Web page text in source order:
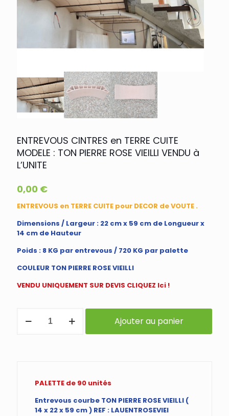
ENTREVOUS CINTRES en TERRE CUITE
MODELE : TON PIERRE ROSE VIEILLI VENDU à
L’UNITE
0,00 €
ENTREVOUS en TERRE CUITE pour DECOR de VOUTE .
Dimensions / Largeur : 22 cm x 59 cm de Longueur x
14 cm de Hauteur
Poids : 8 KG par entrevous / 720 KG par palette
COULEUR TON PIERRE ROSE VIEILLI
VENDU UNIQUEMENT SUR DEVIS CLIQUEZ Ici !
MODELE
PIERRE
Ajouter au panier
PALETTE de 90 unités
Entrevous courbe TON PIERRE ROSE VIEILLI (
14 x 22 x 59 cm ) REF : LAUENTROSEVIEI